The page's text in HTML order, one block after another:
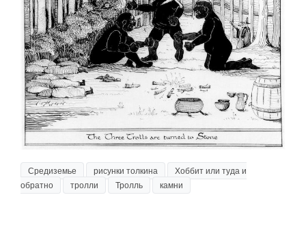
Средиземье рисунки толкина
Хоббит или туда и
обратно
тролли Тролль камни